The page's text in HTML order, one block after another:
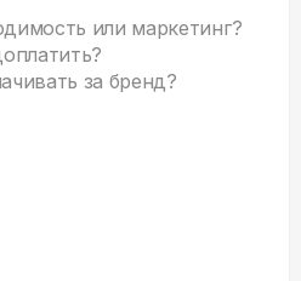
или маркетинг?
за бренд?